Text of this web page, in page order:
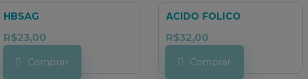
HBSAG
R$23,00
Comprar
ACIDO FOLICO
R$32,00
Comprar